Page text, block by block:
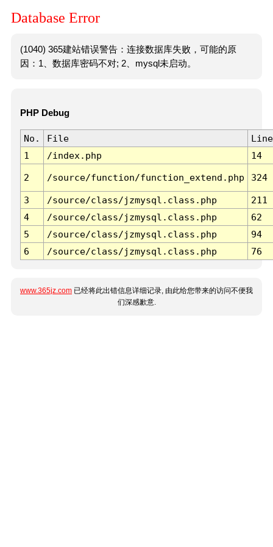
Database Error
(1040) 365建站错误警告：连接数据库失败，可能的原
因：1、数据库密码不对; 2、mysql未启动。
PHP Debug
No. File
Line
1
/index.php 14
2 /source/function/function_extend.php 324
3 /source/class/jzmysql.class.php
211
4
/source/class/jzmysql.class.php
62
5
/source/class/jzmysql.class.php
94
6
/source/class/jzmysql.class.php 76
www.365jz.com 已经将此出错信息详细记录, 由此给您带来的访问不便我
们深感歉意.